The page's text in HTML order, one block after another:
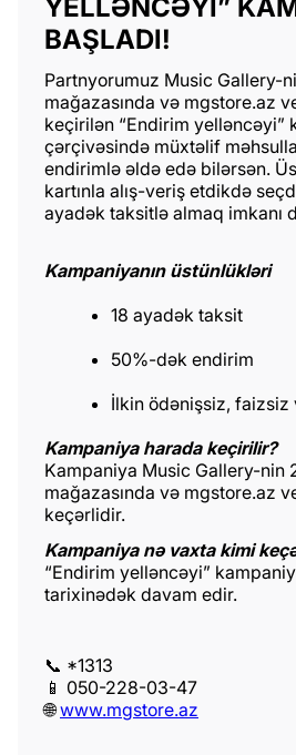
YELLƏNCƏYI”
BAŞLADI!
Partnyorumuz Music Gallery-
mağazasında və mgstore.az
keçirilən “Endirim yelləncəyi”
çərçivəsində müxtəlif
endirimlə əldə edə bilərsən.
kartınla alış-veriş etdikdə
ayadək taksitlə almaq imkanı
Kampaniyanın üstünlükləri
18 ayadək taksit
50%-dək endirim
İlkin ödənişsiz, faizsiz
Kampaniya harada keçirilir?
Kampaniya Music Gallery-nin
mağazasında və mgstore.az
keçərlidir.
Kampaniya nə vaxta kimi
“Endirim yelləncəyi”
tarixinədək davam edir.
📞 *1313
📱 050-228-03-47
🌐www.mgstore.az